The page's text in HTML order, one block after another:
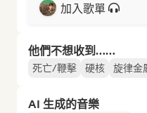
加入歌單
他們不想收到……
死亡/鞭擊 硬核 旋律金
AI 生成的音樂